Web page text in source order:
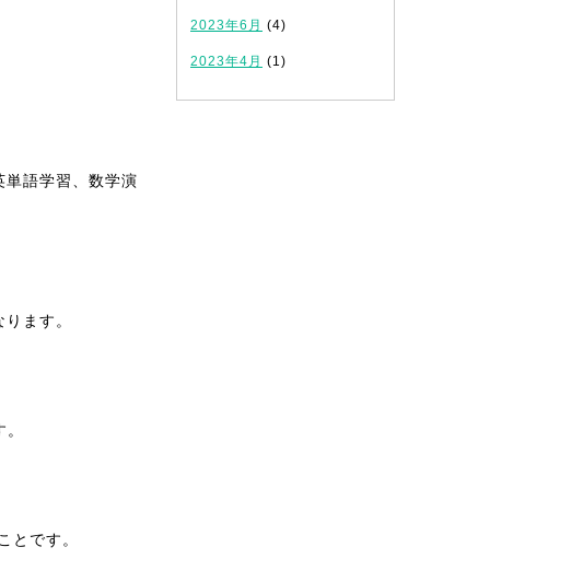
語学習、数学演
ます。
とです。
2023年6月 (4)
2023年4月 (1)